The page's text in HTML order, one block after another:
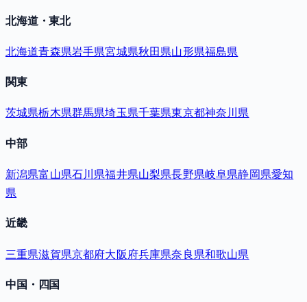
北海道・東北
北海道青森県岩手県宮城県秋田県山形県福島県
関東
茨城県栃木県群馬県埼玉県千葉県東京都神奈川県
中部
新潟県富山県石川県福井県山梨県長野県岐阜県静岡県愛知
県
近畿
三重県滋賀県京都府大阪府兵庫県奈良県和歌山県
中国・四国